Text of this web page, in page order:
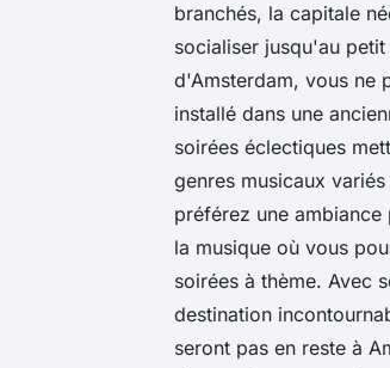
branchés, la capitale
socialiser jusqu'au
d'Amsterdam, vous ne
installé dans une
soirées éclectiques
genres musicaux
préférez une
la musique où vous
soirées à thème. Avec
destination
seront pas en reste à